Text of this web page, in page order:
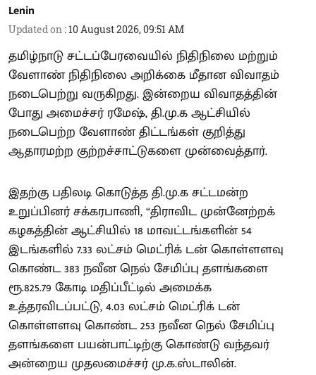
Lenin
Updated on :10 August 2026, 09:51 AM
தமிழ்நாடு சட்டப்பேரவையில் நிதிநிலை மற்றும்
வேளாண் நிதிநிலை அறிக்கை மீதான விவாதம்
நடைபெற்று வருகிறது. இன்றைய விவாதத்தின்
போது அமைச்சர் ரமேஷ், தி.மு.க ஆட்சியில்
நடைபெற்ற வேளாண் திட்டங்கள் குறித்து
ஆதாரமற்ற குற்றச்சாட்டுகளை முன்வைத்தார்.
இதற்கு பதிலடி கொடுத்த தி.மு.க சட்டமன்ற
உறுப்பினர் சக்கரபாணி, “திராவிட முன்னேற்றக்
கழகத்தின் ஆட்சியில் 18 மாவட்டங்களின் 54
இடங்களில் 7.33 லட்சம் மெட்ரிக் டன் கொள்ளளவு
கொண்ட 383 நவீன நெல் சேமிப்பு தளங்களை
ரூ.825.79 கோடி மதிப்பீட்டில் அமைக்க
உத்தரவிடப்பட்டு, 4.03 லட்சம் மெட்ரிக் டன்
கொள்ளளவு கொண்ட 253 நவீன நெல் சேமிப்பு
தளங்களை பயன்பாட்டிற்கு கொண்டு வந்தவர்
அன்றைய முதலமைச்சர் மு.க.ஸ்டாலின்.